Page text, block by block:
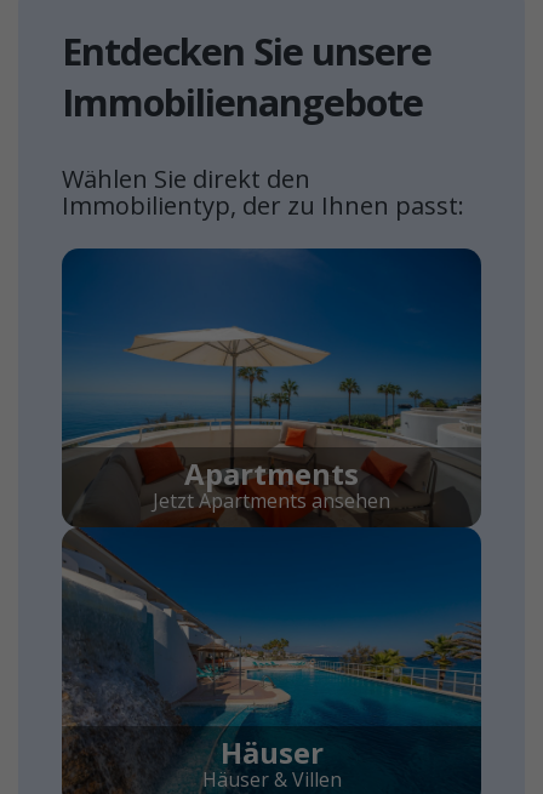
Entdecken Sie unsere
Immobilienangebote
Wählen Sie direkt den
Immobilientyp, der zu Ihnen passt:
Apartments
Jetzt Apartments ansehen
Häuser
Häuser & Villen